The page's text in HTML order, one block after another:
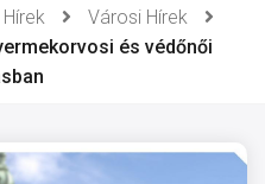
Hírek
Városi Hírek
és védőnői